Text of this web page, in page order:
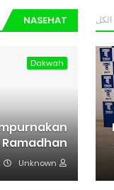
NASEHAT
Dakwah
Ramadhan
Unknown